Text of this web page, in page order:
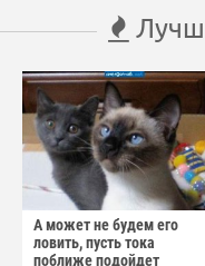
А может не будем его
ловить, пусть тока
поближе подойдет